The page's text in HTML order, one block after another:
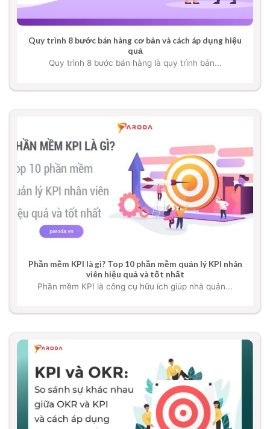
Quy trình 8 bước bán hàng cơ bản và cách áp dụng hiệu
quả
Quy trình 8 bước bán hàng là quy trình bán...
Phần mềm KPI là gì? Top 10 phần mềm quản lý KPI nhân
viên hiệu quả và tốt nhất
Phần mềm KPI là công cụ hữu ích giúp nhà quản...